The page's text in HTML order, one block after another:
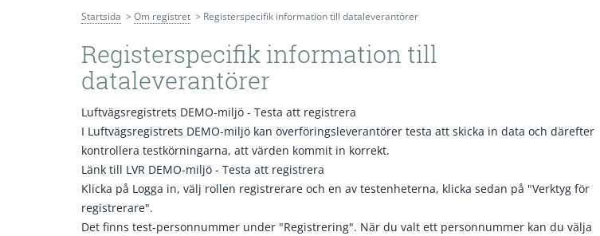
Startsida Om registret Registerspecifik information till dataleverantörer
Registerspecifik information till
dataleverantörer
Luftvägsregistrets DEMO-miljö - Testa att registrera
I Luftvägsregistrets DEMO-miljö kan överföringsleverantörer testa att skicka in data och därefter
kontrollera testkörningarna, att värden kommit in korrekt.
Länk till LVR DEMO-miljö - Testa att registrera
Klicka på Logga in, välj rollen registrerare och en av testenheterna, klicka sedan på "Verktyg för
registrerare".
Det finns test-personnummer under "Registrering". När du valt ett personnummer kan du välja